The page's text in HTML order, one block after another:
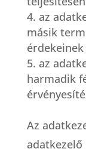
az
másik
az
harmadik
Az
adatkezelő